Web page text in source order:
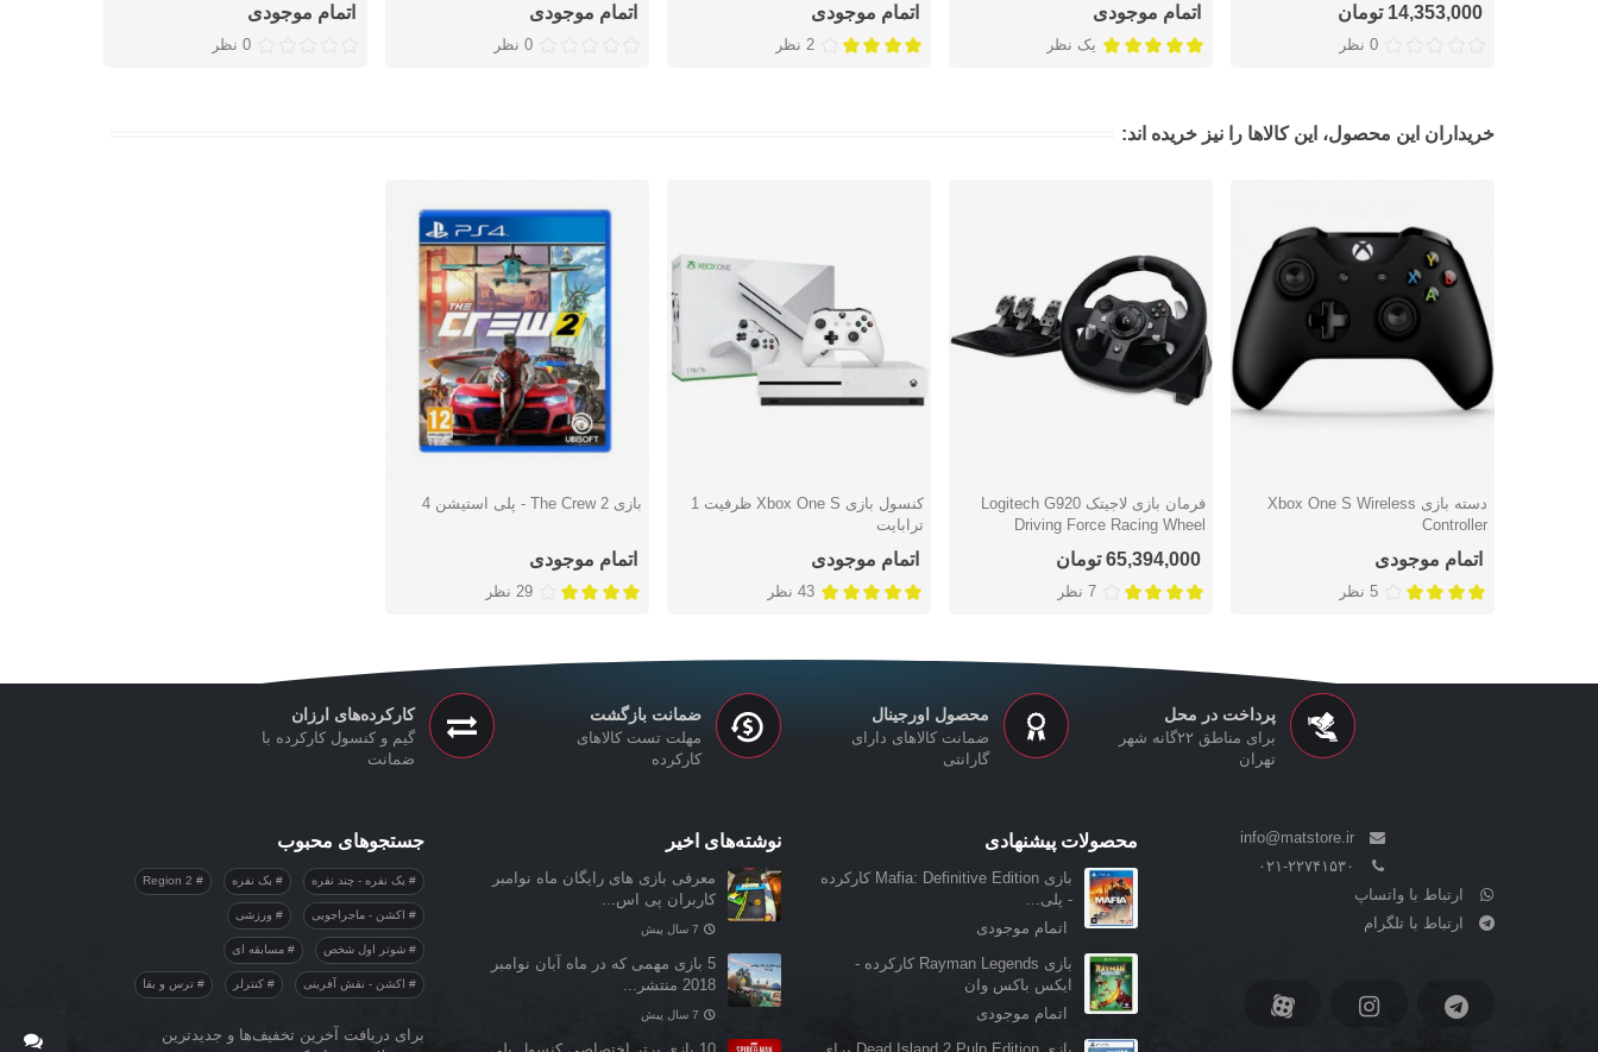
14,353,000 تومان
0 نظر
اتمام موجودی
یک نظر
اتمام موجودی
2 نظر
اتمام موجودی
0 نظر
اتمام موجودی
0 نظر
خریداران این محصول، این کالاها را نیز خریده اند:
دوست داشتن
دسته بازی Xbox One S Wireless
Controller
اتمام موجودی
5 نظر
دوست داشتنفرمان بازی لاجیتک Logitech G920
Driving Force Racing Wheel
65,394,000 تومان
7 نظر
دوست داشتن
کنسول بازی Xbox One S ظرفیت 1
ترابایت
اتمام موجودی
43 نظر
دوست داشتن بازی The Crew 2 - پلی استیشن 4
اتمام موجودی
29 نظر
پرداخت در محل
برای مناطق ۲۲گانه شهر
تهران
محصول اورجینال
ضمانت کالاهای دارای
گارانتی
ضمانت بازگشت
مهلت تست کالاهای
کارکرده
کارکرده‌های ارزان
گیم و کنسول کارکرده با
ضمانت
info@matstore.ir
۰۲۱-۲۲۷۴۱۵۳۰
ارتباط با واتساپ
ارتباط با تلگرام
محصولات پیشنهادی
بازی Mafia: Definitive Edition کارکرده
- پلی...
اتمام موجودی
بازی Rayman Legends کارکرده -
ایکس باکس وان
اتمام موجودی
نوشته‌های اخیر
معرفی بازی‌ های رایگان ماه نوامبر
کاربران پی اس...
7 سال پیش
5 بازی مهمی که در ماه آبان نوامبر
2018 منتشر...
7 سال پیش
جستجوهای محبوب
یک نفره - چند نفره یک نفره
اکشن - ماجراجویی ورزشی
شوتر اول شخص مسابقه ای
اکشن - نقش آفرینی کنترلر ترس و بقا
برای دریافت آخرین تخفیف‌ها و جدیدترین